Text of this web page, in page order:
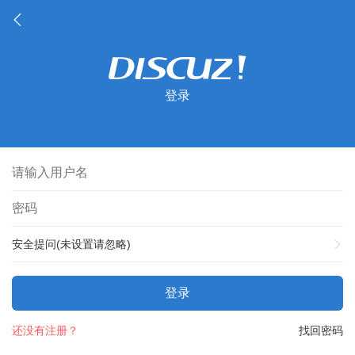
登录
安全提问(未设置请忽略)
登录
找回密码
还没有注册？